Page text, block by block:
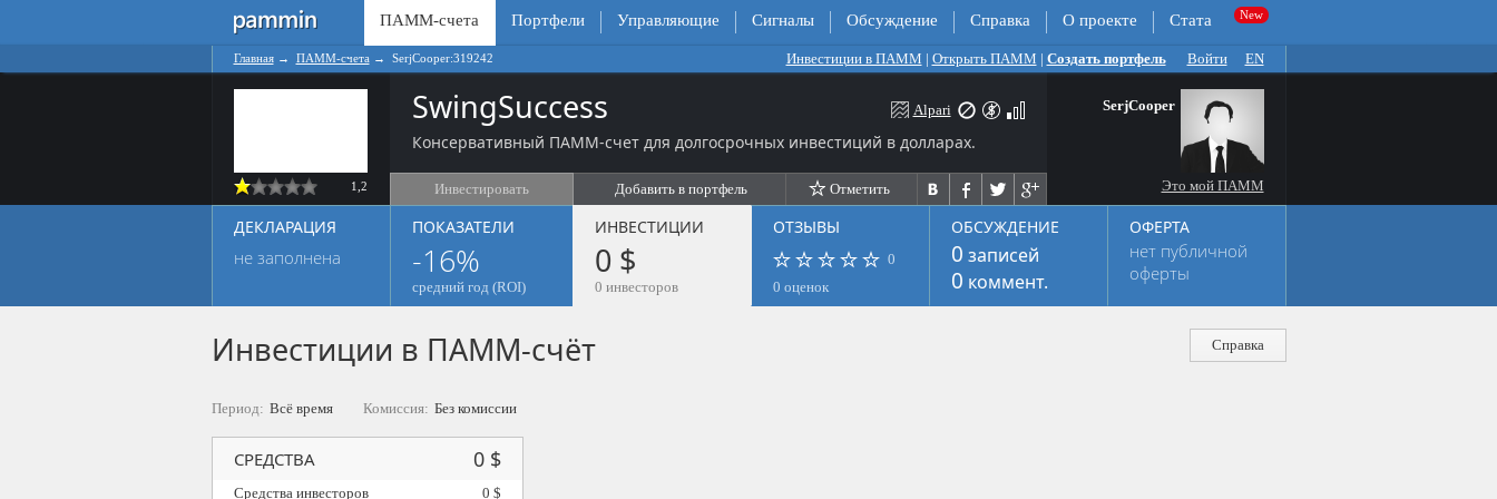
ПАММ-счета Портфели Управляющие Сигналы Обсуждение Справка О проекте Стата
Главная→ ПАММ-счета → SerjCooper:319242 Инвестиции в ПАММ | Открыть ПАММ | Создать портфель Войти EN
1,2
SwingSuccess
Консервативный ПАММ-счет для долгосрочных инвестиций в долларах.
Alpari
Инвестировать Добавить в портфель Отметить
SerjCooper
Это мой ПАММ
ДЕКЛАРАЦИЯ
не заполнена
ПОКАЗАТЕЛИ
-16%
средний год (ROI)
ИНВЕСТИЦИИ
0 $
0 инвесторов
ОТЗЫВЫ
0
0 оценок
ОБСУЖДЕНИЕ
0 записей
0 коммент.
ОФЕРТА
нет публичной
оферты
Справка
Инвестиции в ПАММ-счёт
Период: Всё время Комиссия: Без комиссии
СРЕДСТВА 0 $
Средства инвесторов
0 $